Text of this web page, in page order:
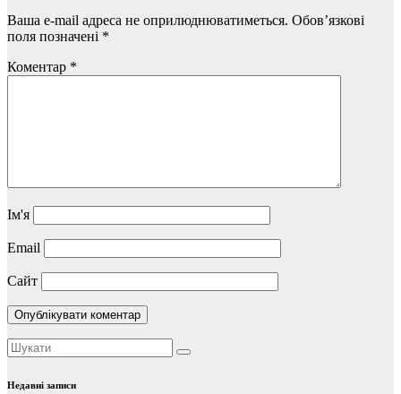
Ваша e-mail адреса не оприлюднюватиметься. Обов’язкові
поля позначені *
Коментар *
Ім'я
Email
Сайт
Недавні записи